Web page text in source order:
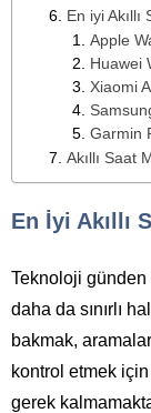
En iyi
Apple
Huawei
Xiaomi
Garmin
Akıllı Saat
En İyi Akıllı
Teknoloji günden
daha da sınırlı
bakmak,
kontrol etmek
gerek